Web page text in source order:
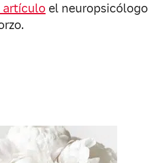
artículo el neuropsicólogo